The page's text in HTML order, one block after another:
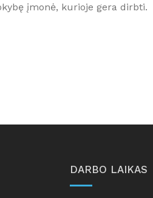
įmonė, kurioje gera dirbti.
DARBO LAIKAS